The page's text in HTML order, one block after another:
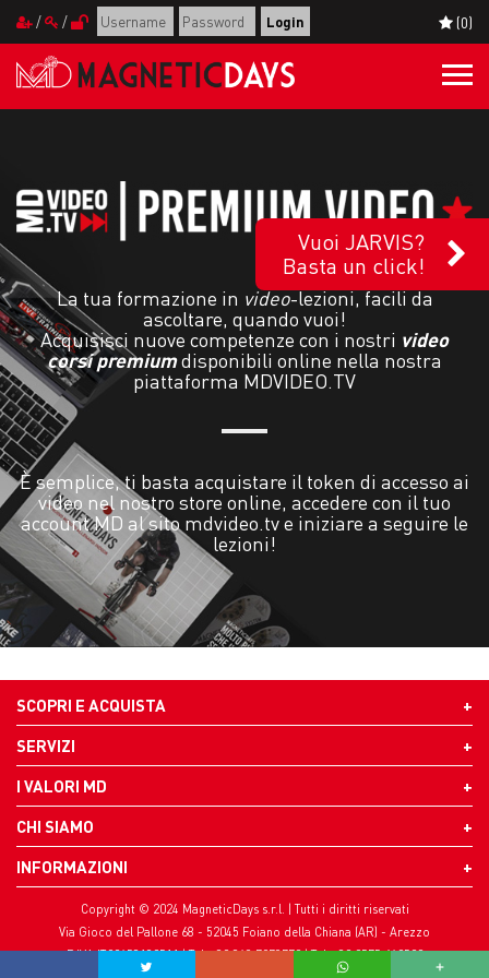
/ / (0)
Vuoi JARVIS?
Basta un click!
La tua formazione in video-lezioni, facili da
ascoltare, quando vuoi!
Acquisisci nuove competenze con i nostri video
corsipremiumdisponibili online nella nostra
piattaforma MDVIDEO.TV
È semplice, ti basta acquistare il token di accesso ai
video nel nostro store online, accedere con il tuo
account MD al sito mdvideo.tv e iniziare a seguire le
lezioni!
SCOPRI E ACQUISTA
SERVIZI
I VALORI MD
CHI SIAMO
INFORMAZIONI
Copyright © 2024 MagneticDays s.r.l. | Tutti i diritti riservati
Via Gioco del Pallone 68 - 52045 Foiano della Chiana (AR) - Arezzo
P.IVA IT02453180511 | Tel. +39 348 7078770 | Tel. +39 0575 640522